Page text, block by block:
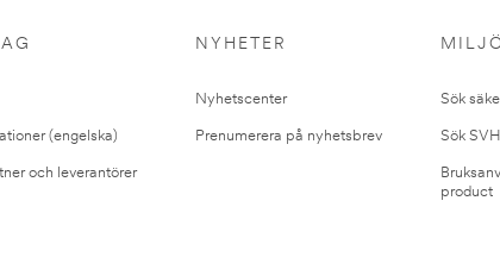
(engelska)
och leverantörer
NYHETER
Nyhetscenter
Prenumerera på nyhetsbrev
Sök
Sök
product